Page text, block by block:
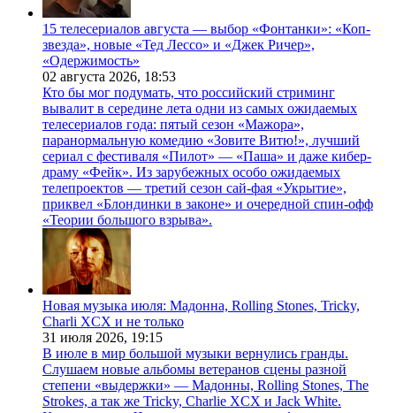
15 телесериалов августа — выбор «Фонтанки»: «Коп-
звезда», новые «Тед Лессо» и «Джек Ричер»,
«Одержимость»
02 августа 2026, 18:53
Кто бы мог подумать, что российский стриминг
вывалит в середине лета одни из самых ожидаемых
телесериалов года: пятый сезон «Мажора»,
паранормальную комедию «Зовите Витю!», лучший
сериал с фестиваля «Пилот» — «Паша» и даже кибер-
драму «Фейк». Из зарубежных особо ожидаемых
телепроектов — третий сезон сай-фая «Укрытие»,
приквел «Блондинки в законе» и очередной спин-офф
«Теории большого взрыва».
Новая музыка июля: Мадонна, Rolling Stones, Tricky,
Charli XCX и не только
31 июля 2026, 19:15
В июле в мир большой музыки вернулись гранды.
Слушаем новые альбомы ветеранов сцены разной
степени «выдержки» — Мадонны, Rolling Stones, The
Strokes, а так же Tricky, Charlie XCX и Jack White.